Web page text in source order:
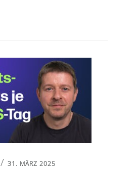
/31. MÄRZ 2025